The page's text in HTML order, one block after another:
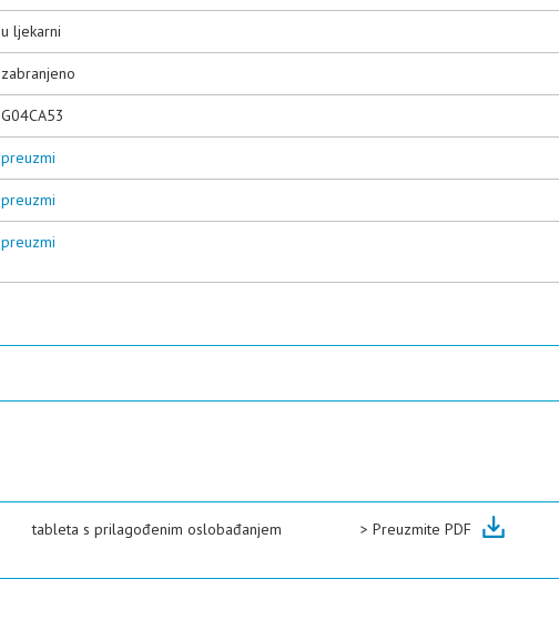
u ljekarni
zabranjeno
G04CA53
preuzmi
preuzmi
preuzmi
tableta s prilagođenim oslobađanjem > Preuzmite PDF